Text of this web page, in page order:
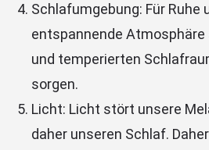
Schlafumgebung: Für Ruhe
entspannende
und temperierten
sorgen.
Licht: Licht stört unsere
daher unseren Schlaf.